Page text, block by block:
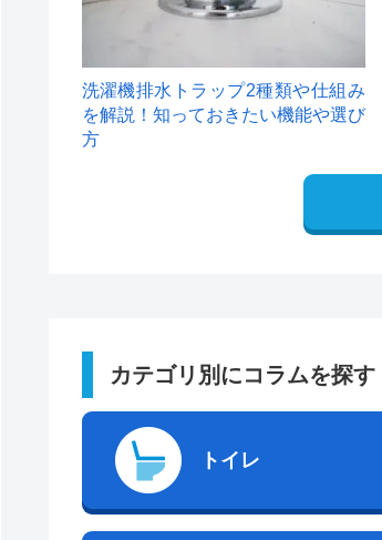
洗濯機排水トラップ2種類や仕組み
を解説！知っておきたい機能や選び
方
カテゴリ別にコラムを探す
トイレ